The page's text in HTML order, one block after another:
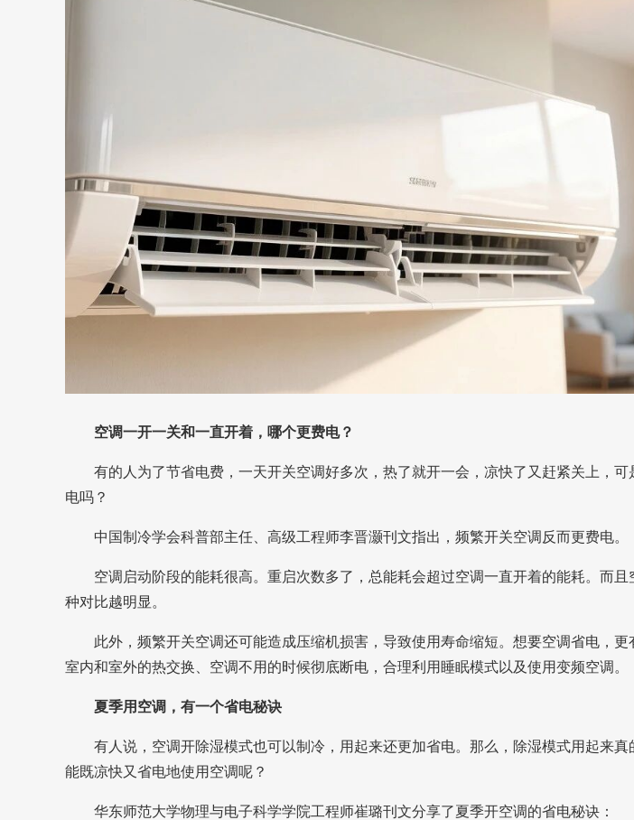
空调一开一关和一直开着，哪个更费电？
有的人为了节省电费，一天开关空调好多次，热了就开一会，凉快了又赶紧关上，
电吗？
中国制冷学会科普部主任、高级工程师李晋灏刊文指出， 频繁开关空调反而更费电。
空调启动阶段的能耗很高。重启次数多了，总能耗会超过空调一直开着的能耗。而
种对比越明显。
此外，频繁开关空调还可能造成压缩机损害，导致使用寿命缩短。 想要空调省电，更
室内和室外的热交换、空调不用的时候彻底断电，合理利用睡眠模式以及使用变频空调。
夏季用空调，有一个省电秘诀
有人说，空调开除湿模式也可以制冷，用起来还更加省电。那么，除湿模式用起来
能既凉快又省电地使用空调呢？
华东师范大学物理与电子科学学院工程师崔璐刊文分享了夏季开空调的省电秘诀：